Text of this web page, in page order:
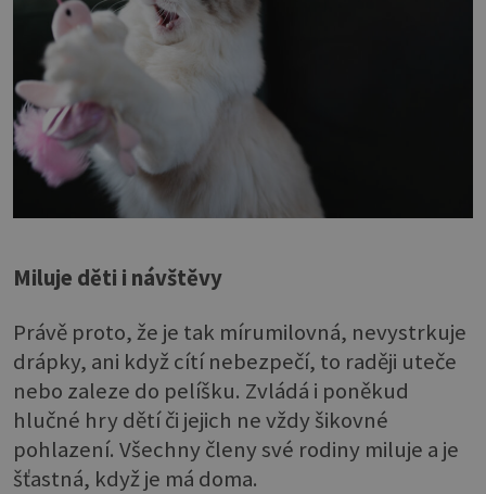
Miluje děti i návštěvy
Právě proto, že je tak mírumilovná, nevystrkuje
drápky, ani když cítí nebezpečí, to raději uteče
nebo zaleze do pelíšku. Zvládá i poněkud
hlučné hry dětí či jejich ne vždy šikovné
pohlazení. Všechny členy své rodiny miluje a je
šťastná, když je má doma.